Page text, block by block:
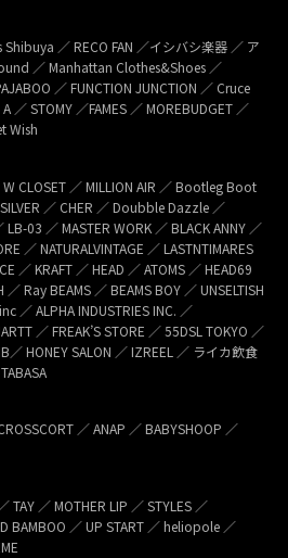
Shibuya ／ RECO FAN ／イシバシ楽器 ／ ア
／ Manhattan Clothes&Shoes ／
／ FUNCTION JUNCTION ／ Cruce
／ STOMY ／FAMES ／ MOREBUDGET ／
Wish
CLOSET ／ MILLION AIR ／ Bootleg Boot
／ CHER ／ Doubble Dazzle ／
03 ／ MASTER WORK ／ BLACK ANNY ／
／ NATURALVINTAGE ／ LASTNTIMARES
／ KRAFT ／ HEAD ／ ATOMS ／ HEAD69
Ray BEAMS ／ BEAMS BOY ／ UNSELTISH
／ ALPHA INDUSTRIES INC. ／
／ FREAK’S STORE ／ 55DSL TOKYO ／
／ HONEY SALON ／ IZREEL ／ ライカ飲食
／ ANAP ／ BABYSHOOP ／
TAY ／ MOTHER LIP ／ STYLES ／
BAMBOO ／ UP START ／ heliopole ／